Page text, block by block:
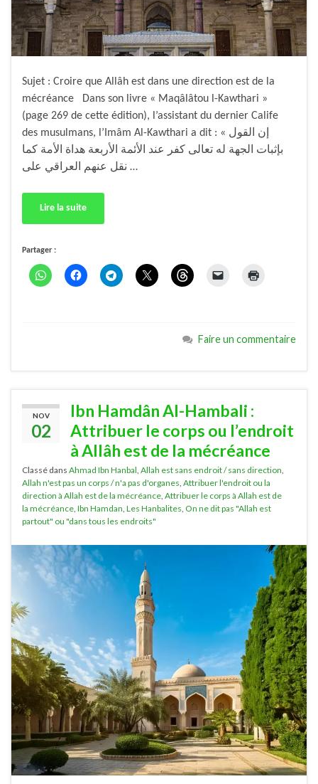
Sujet : Croire que Allâh est dans une direction est de la
mécréance Dans son livre « Maqâlâtou l-Kawthari »
(page 269 de cette édition), l’assistant du dernier Calife
des musulmans, l’Imâm Al-Kawthari a dit : « إن القول
بإثبات الجهة له تعالى كفر عند الأئمة الأربعة هداة الأمة كما
نقل عنهم العراقي على …
Lire la suite
Partager :
Faire un commentaire
NOV
02
Ibn Hamdân Al-Hambali :
Attribuer le corps ou l’endroit
à Allâh est de la mécréance
Classé dans Ahmad Ibn Hanbal, Allah est sans endroit / sans direction,
Allah n'est pas un corps / n'a pas d'organes, Attribuer l'endroit ou la
direction à Allah est de la mécréance, Attribuer le corps à Allah est de
la mécréance, Ibn Hamdan, Les Hanbalites, On ne dit pas "Allah est
partout" ou "dans tous les endroits"